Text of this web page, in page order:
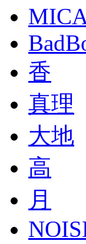
MICA
香
真理
大地
高
月